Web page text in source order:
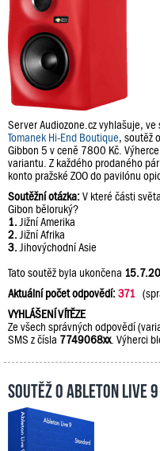
Server Audiozone.cz vyhlašuje, ve
Tomanek Hi-End Boutique, soutěž
Gibbon 5 v ceně 7800 Kč.
variantu. Z každého prodaného
konto pražské ZOO do pavilónu
Soutěžní otázka:V které části
Gibon běloruký?
1. Jižní Amerika
2. Jižní Afrika
3. Jihovýchodní Asie
Tato soutěž byla ukončena
Aktuální počet odpovědí:371
VYHLÁŠENÍ VÍTĚZE
Ze všech správných odpovědí
SMS z čísla 7749068xx. Výherci
Soutěž o Ableton Live 9